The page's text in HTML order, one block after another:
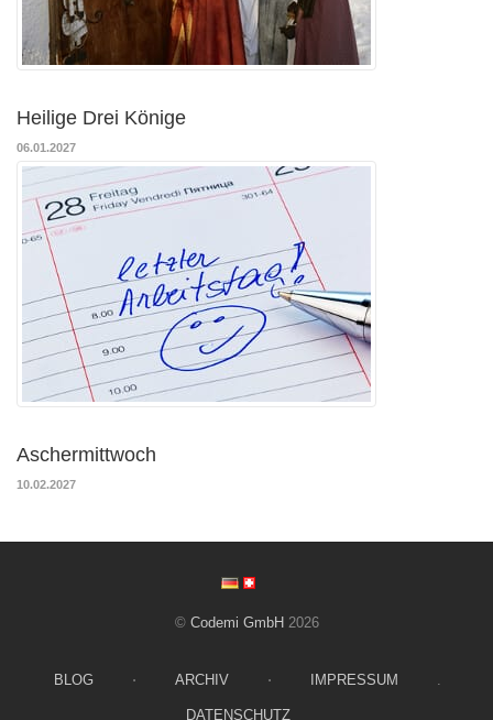
Heilige Drei Könige
06.01.2027
Aschermittwoch
10.02.2027
© Codemi GmbH 2026
BLOG ⋅ ARCHIV ⋅ IMPRESSUM .
DATENSCHUTZ